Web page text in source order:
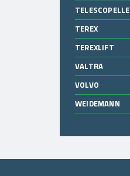
TELESCOPELLE
TEREX
TEREXLIFT
VALTRA
VOLVO
WEIDEMANN